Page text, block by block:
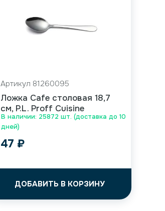
В наличии: 25872 шт. (доставка до 10
дней)
Артикул 81260095
Ложка Cafe столовая 18,7
см, P.L. Proff Cuisine
47 ₽
ДОБАВИТЬ В КОРЗИНУ